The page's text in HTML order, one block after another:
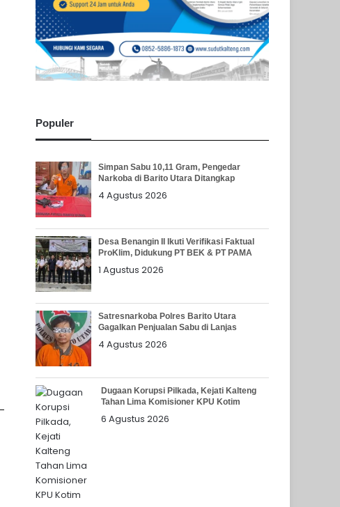
Populer
Simpan Sabu 10,11 Gram, Pengedar
Narkoba di Barito Utara Ditangkap
4 Agustus 2026
Desa Benangin II Ikuti Verifikasi Faktual
ProKlim, Didukung PT BEK & PT PAMA
1 Agustus 2026
Satresnarkoba Polres Barito Utara
Gagalkan Penjualan Sabu di Lanjas
4 Agustus 2026
Dugaan Korupsi Pilkada, Kejati Kalteng
Tahan Lima Komisioner KPU Kotim
6 Agustus 2026